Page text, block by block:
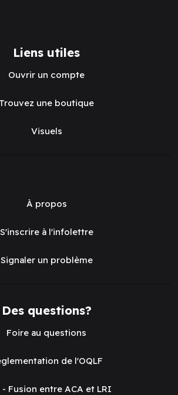
Liens utiles
Ouvrir un compte
Trouvez une boutique
Visuels
À propos
S'inscrire à l'infolettre
Signaler un problème
Des questions?
Foire au questions
de l'OQLF
- Fusion entre ACA et LRI